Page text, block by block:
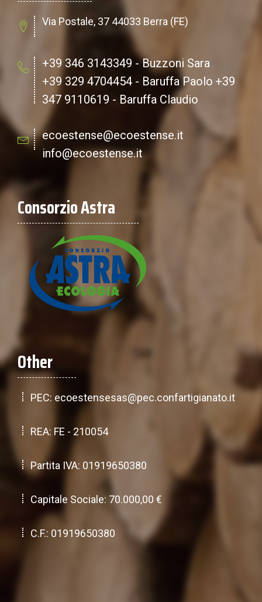
Via Postale, 37 44033 Berra (FE)
+39 346 3143349 - Buzzoni Sara
+39 329 4704454 - Baruffa Paolo +39
347 9110619 - Baruffa Claudio
ecoestense@ecoestense.it
info@ecoestense.it
Consorzio Astra
Other
PEC: ecoestensesas@pec.confartigianato.it
REA: FE - 210054
Partita IVA: 01919650380
Capitale Sociale: 70.000,00 €
C.F.: 01919650380